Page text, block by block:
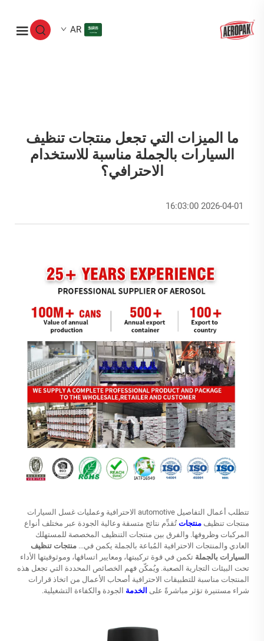
AR
ما الميزات التي تجعل منتجات تنظيف
السيارات بالجملة مناسبة للاستخدام
الاحترافي؟
2026-04-01 16:03:00
تتطلب أعمال التفاصيل automotive الاحترافية وعمليات غسل السيارات
منتجات تنظيف منتجات تُقدِّم نتائج متسقة وعالية الجودة عبر مختلف أنواع
المركبات وظروفها. والفرق بين منتجات التنظيف المخصصة للمستهلك
العادي والمنتجات الاحترافية المُباعة بالجملة يكمن في... منتجات تنظيف
السيارات بالجملة تكمن في قوة تركيبتها، ومعايير اتساقها، وموثوقيتها الأداء
تحت البيئات التجارية الصعبة. ويُمكّن فهم الخصائص المحددة التي تجعل هذه
المنتجات مناسبة للتطبيقات الاحترافية أصحاب الأعمال من اتخاذ قرارات
شراء مستنيرة تؤثر مباشرةً على الخدمة الجودة والكفاءة التشغيلية.